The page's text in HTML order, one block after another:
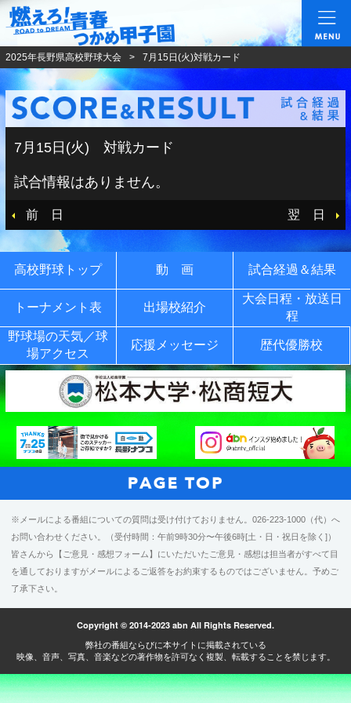
燃えろ!青春 つかめ
2025年長野県高校野球大会 7月15日(火)対戦カード
7月15日(火) 対戦カード
試合情報はありません。
前 日 翌 日
高校野球トップ 動 画 試合経過＆結果
トーナメント表 出場校紹介
大会日程・放送日
程
野球場の天気／球
場アクセス
応援メッセージ 歴代優勝校
※メールによる番組についての質問は受け付けておりません。026-223-1000（代）へ
お問い合わせください。（受付時間：午前9時30分〜午後6時[土・日・祝日を除く]）
皆さんから【ご意見・感想フォーム】にいただいたご意見・感想は担当者がすべて目
を通しておりますがメールによるご返答をお約束するものではございません。予めご
了承下さい。
Copyright © 2014-2023 abn All Rights Reserved.
弊社の番組ならびに本サイトに掲載されている
映像、音声、写真、音楽などの著作物を許可なく複製、転載することを禁じます。